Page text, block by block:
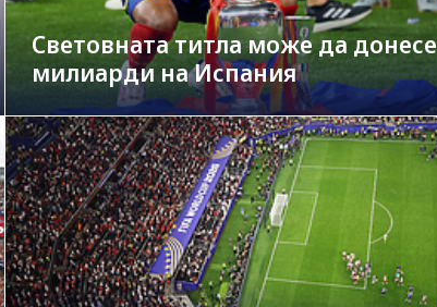
Световната титла може да донесе
милиарди на Испания